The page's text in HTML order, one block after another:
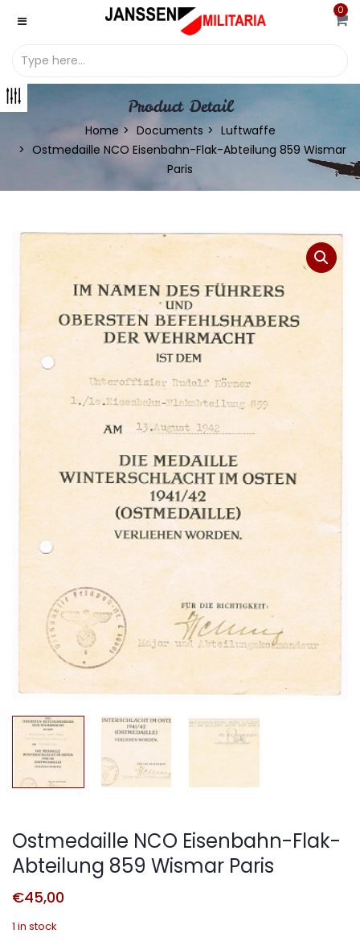
0
Product Detail
Home Documents
Luftwaffe
Ostmedaille NCO Eisenbahn-Flak-Abteilung 859 Wismar
Paris
Ostmedaille NCO Eisenbahn-Flak-
Abteilung 859 Wismar Paris
€45,00
1 in stock